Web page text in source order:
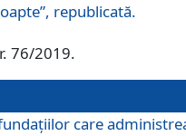
republicată.
76/2019.
care